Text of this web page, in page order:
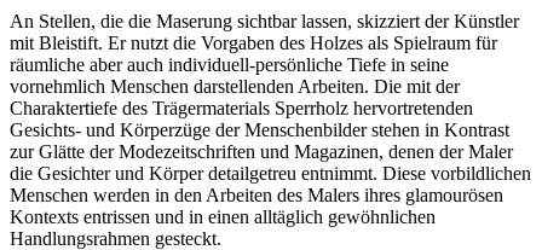
An Stellen, die die Maserung sichtbar lassen, skizziert der Künstler
mit Bleistift. Er nutzt die Vorgaben des Holzes als Spielraum für
räumliche aber auch individuell-persönliche Tiefe in seine
vornehmlich Menschen darstellenden Arbeiten. Die mit der
Charaktertiefe des Trägermaterials Sperrholz hervortretenden
Gesichts- und Körperzüge der Menschenbilder stehen in Kontrast
zur Glätte der Modezeitschriften und Magazinen, denen der Maler
die Gesichter und Körper detailgetreu entnimmt. Diese vorbildlichen
Menschen werden in den Arbeiten des Malers ihres glamourösen
Kontexts entrissen und in einen alltäglich gewöhnlichen
Handlungsrahmen gesteckt.